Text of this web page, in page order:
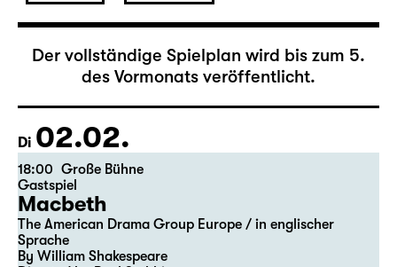
Februar 2027
Der vollständige Spielplan wird bis zum 5.
des Vormonats veröffentlicht.
Di 02.02.
18:00 Große Bühne
Gastspiel